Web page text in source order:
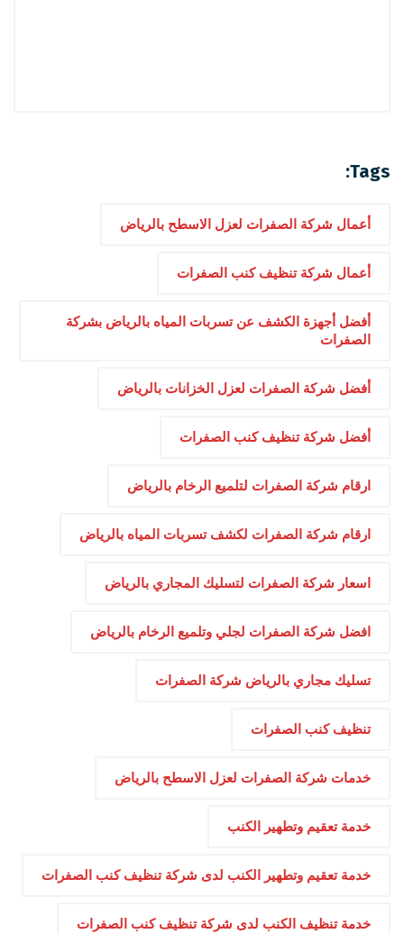
Tags:
أعمال شركة الصفرات لعزل الاسطح بالرياض
أعمال شركة تنظيف كنب الصفرات
أفضل أجهزة الكشف عن تسربات المياه بالرياض بشركة
الصفرات
أفضل شركة الصفرات لعزل الخزانات بالرياض
أفضل شركة تنظيف كنب الصفرات
ارقام شركة الصفرات لتلميع الرخام بالرياض
ارقام شركة الصفرات لكشف تسربات المياه بالرياض
اسعار شركة الصفرات لتسليك المجاري بالرياض
افضل شركة الصفرات لجلي وتلميع الرخام بالرياض
تسليك مجاري بالرياض شركة الصفرات
تنظيف كنب الصفرات
خدمات شركة الصفرات لعزل الاسطح بالرياض
خدمة تعقيم وتطهير الكنب
خدمة تعقيم وتطهير الكنب لدى شركة تنظيف كنب الصفرات
خدمة تنظيف الكنب لدى شركة تنظيف كنب الصفرات